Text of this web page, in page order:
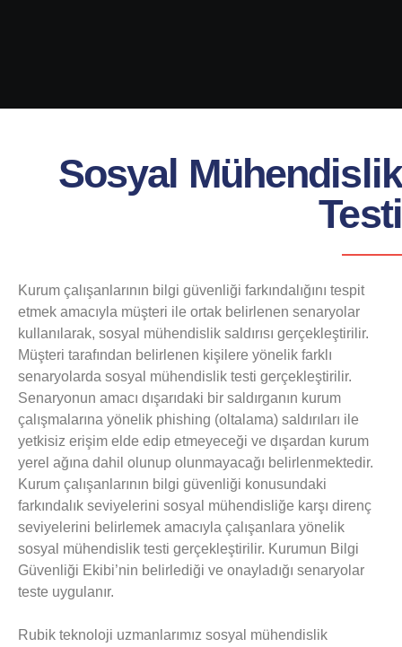
Sosyal Mühendislik
Testi
Kurum çalışanlarının bilgi güvenliği farkındalığını tespit
etmek amacıyla müşteri ile ortak belirlenen senaryolar
kullanılarak, sosyal mühendislik saldırısı gerçekleştirilir.
Müşteri tarafından belirlenen kişilere yönelik farklı
senaryolarda sosyal mühendislik testi gerçekleştirilir.
Senaryonun amacı dışarıdaki bir saldırganın kurum
çalışmalarına yönelik phishing (oltalama) saldırıları ile
yetkisiz erişim elde edip etmeyeceği ve dışardan kurum
yerel ağına dahil olunup olunmayacağı belirlenmektedir.
Kurum çalışanlarının bilgi güvenliği konusundaki
farkındalık seviyelerini sosyal mühendisliğe karşı direnç
seviyelerini belirlemek amacıyla çalışanlara yönelik
sosyal mühendislik testi gerçekleştirilir. Kurumun Bilgi
Güvenliği Ekibi’nin belirlediği ve onayladığı senaryolar
teste uygulanır.
Rubik teknoloji uzmanlarımız sosyal mühendislik